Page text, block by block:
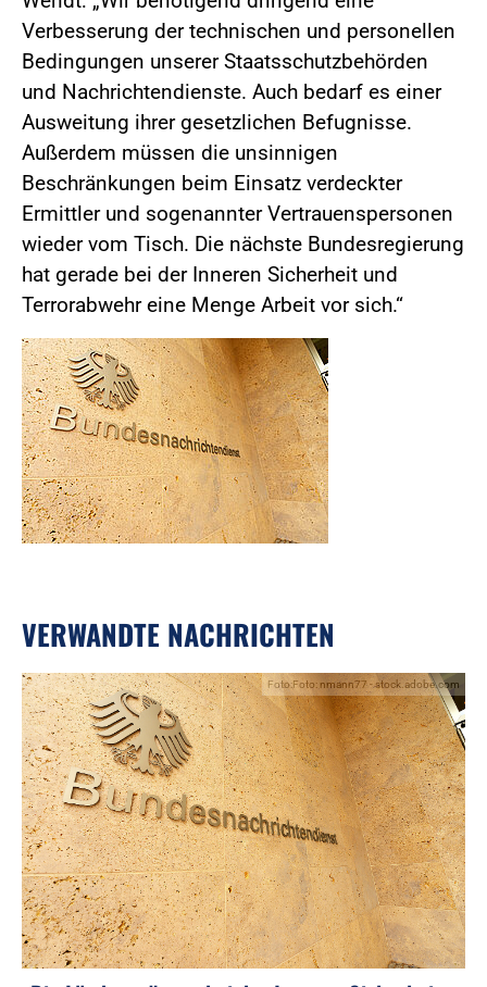
Verbesserung der technischen und personellen
Bedingungen unserer Staatsschutzbehörden
und Nachrichtendienste. Auch bedarf es einer
Ausweitung ihrer gesetzlichen Befugnisse.
Außerdem müssen die unsinnigen
Beschränkungen beim Einsatz verdeckter
Ermittler und sogenannter Vertrauenspersonen
wieder vom Tisch. Die nächste Bundesregierung
hat gerade bei der Inneren Sicherheit und
Terrorabwehr eine Menge Arbeit vor sich.“
VERWANDTE NACHRICHTEN
Foto:Foto: nmann77 - stock.adobe.com